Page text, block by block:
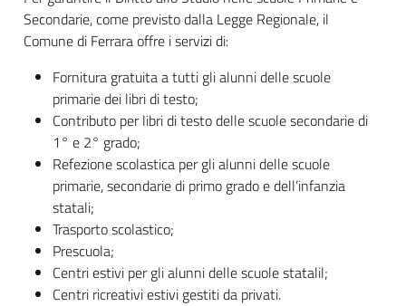
Secondarie, come previsto dalla Legge Regionale, il
Comune di Ferrara offre i servizi di:
Fornitura gratuita a tutti gli alunni delle scuole
primarie dei libri di testo;
Contributo per libri di testo delle scuole secondarie di
1° e 2° grado;
Refezione scolastica per gli alunni delle scuole
primarie, secondarie di primo grado e dell’infanzia
statali;
Trasporto scolastico;
Prescuola;
Centri estivi per gli alunni delle scuole statalil;
Centri ricreativi estivi gestiti da privati.